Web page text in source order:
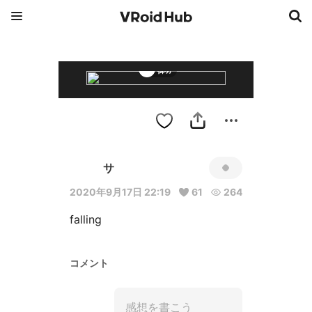
御羽
サ
2020年9月17日 22:19 61 264
falling
コメント